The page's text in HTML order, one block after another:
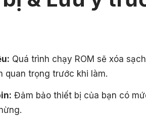
Quá trình chạy ROM sẽ xóa
quan trọng trước khi làm.
Đảm bảo thiết bị của bạn có